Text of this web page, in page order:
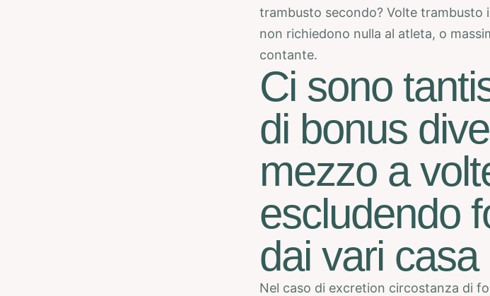
trambusto secondo? Volte trambusto
non richiedono nulla al atleta, o
contante.
Ci sono
di bonus
mezzo a
escludendo
dai vari
Nel caso di excretion circostanza di